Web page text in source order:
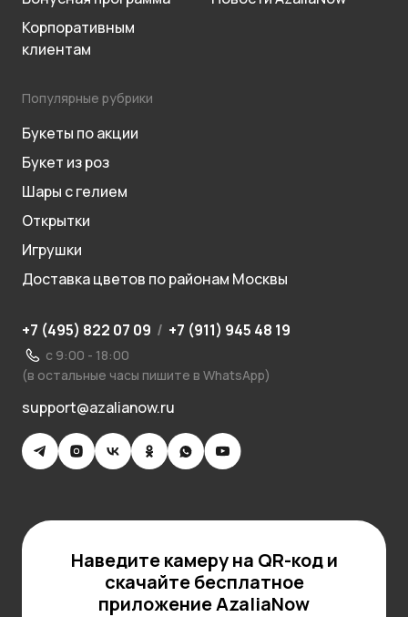
Корпоративным
клиентам
Популярные рубрики
Букеты по акции
Букет из роз
Шары с гелием
Открытки
Игрушки
Доставка цветов по районам Москвы
+7 (495) 822 07 09 / +7 (911) 945 48 19
с 9:00 - 18:00
(в остальные часы пишите в WhatsApp)
support@azalianow.ru
Наведите камеру на QR-код и
скачайте бесплатное
приложение AzaliaNow